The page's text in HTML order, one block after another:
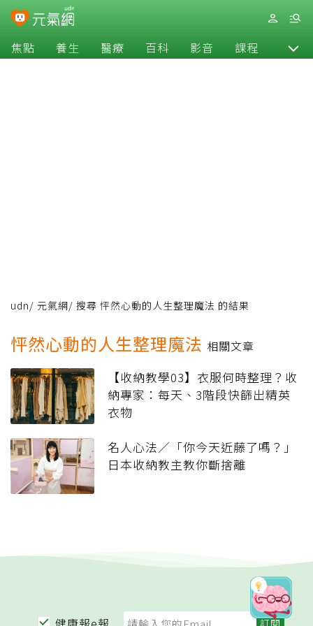
焦點 養生 醫療 百科 影音 課程 退休
udn/ 元氣網/ 搜尋 怦然心動的人生整理魔法 的結果
怦然心動的人生整理魔法 相關文章
【收納教學03】衣服何時整理？收
納專家：每天、3階段快篩出精英
衣物
名人心法／「你今天近藤了嗎？」
日本收納教主教你斷捨離